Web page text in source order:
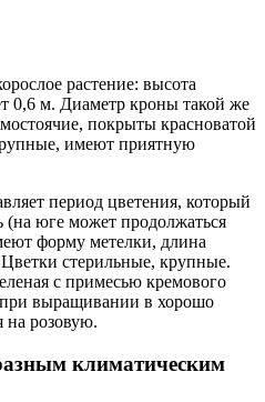
растение: высота
0,6 м. Диаметр кроны такой же
покрыты красноватой
имеют приятную
период цветения, который
(на юге может продолжаться
форму метелки, длина
стерильные, крупные.
с примесью кремового
выращивании в хорошо
на розовую.
климатическим